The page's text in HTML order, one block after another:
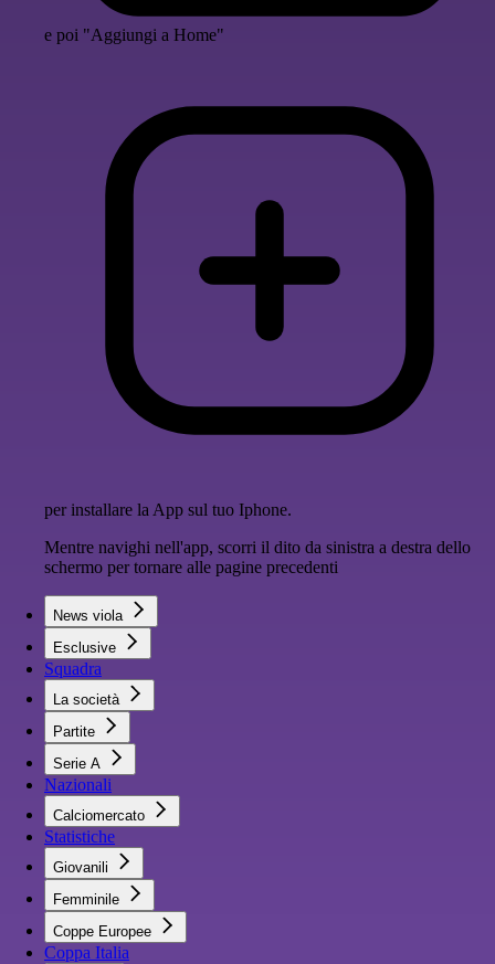
e poi "Aggiungi a Home"
per installare la App sul tuo Iphone.
Mentre navighi nell'app, scorri il dito da sinistra a destra dello
schermo per tornare alle pagine precedenti
News viola
Esclusive
Squadra
La società
Partite
Serie A
Nazionali
Calciomercato
Statistiche
Giovanili
Femminile
Coppe Europee
Coppa Italia